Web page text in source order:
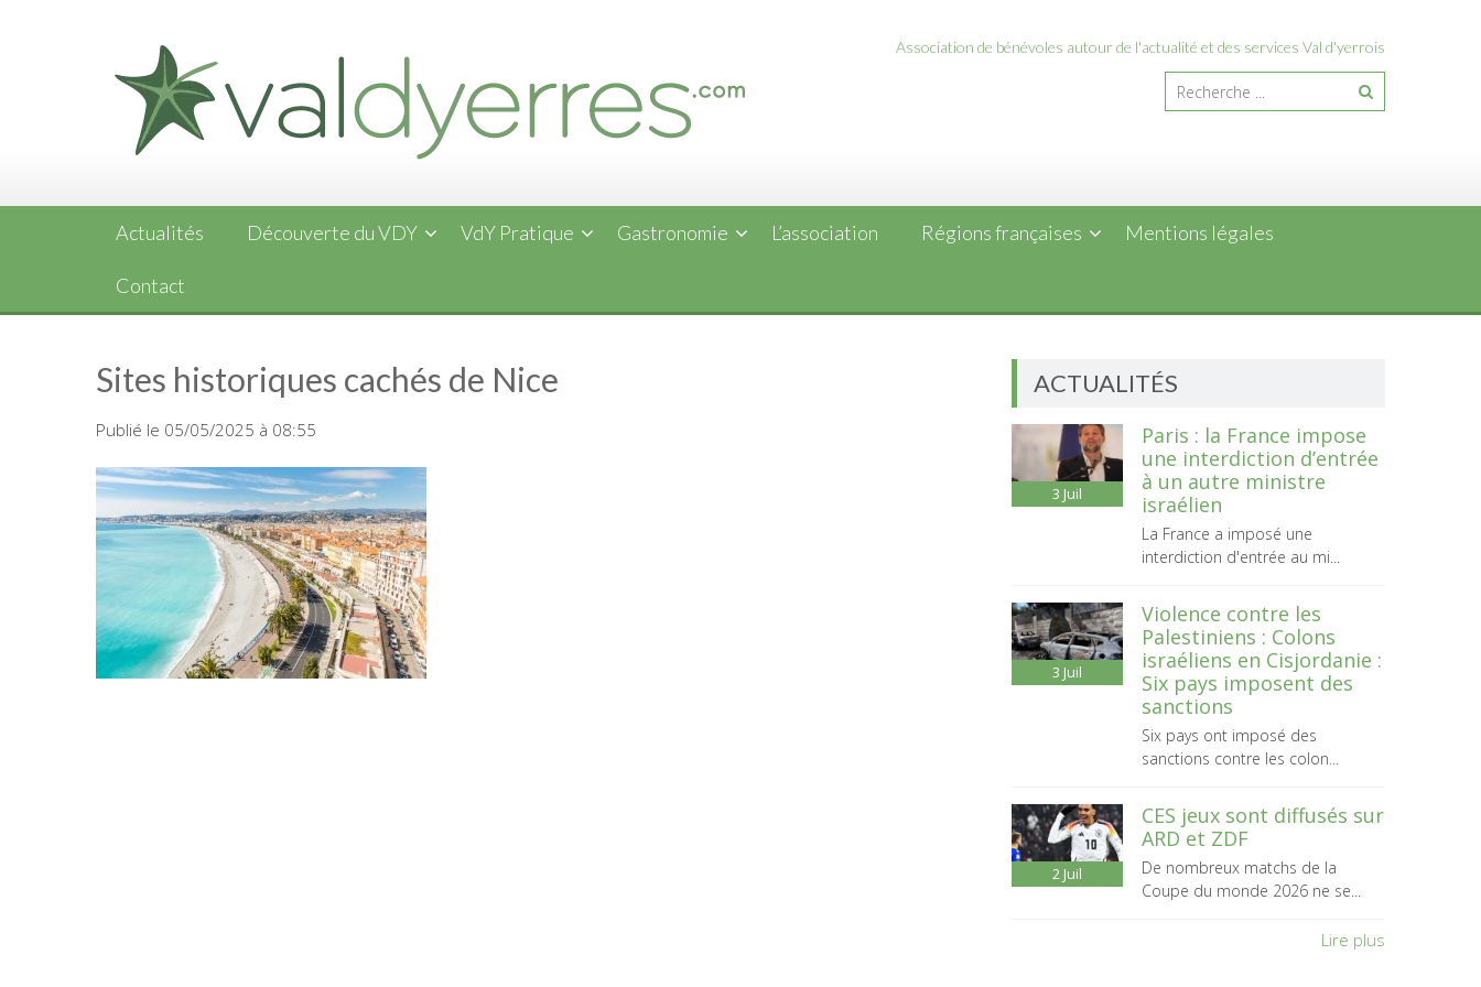
Association de bénévoles autour de l'actualité et des services Val d'yerrois
Actualités Découverte du VDY VdY Pratique Gastronomie L’association Régions françaises Mentions légales
Contact
Sites historiques cachés de Nice
Publié le 05/05/2025 à 08:55
ACTUALITÉS
3 Juil
Paris : la France impose
une interdiction d’entrée
à un autre ministre
israélien
La France a imposé une
interdiction d'entrée au mi...
3 Juil
Violence contre les
Palestiniens : Colons
israéliens en Cisjordanie :
Six pays imposent des
sanctions
Six pays ont imposé des
sanctions contre les colon...
2 Juil
CES jeux sont diffusés sur
ARD et ZDF
De nombreux matchs de la
Coupe du monde 2026 ne se...
Lire plus